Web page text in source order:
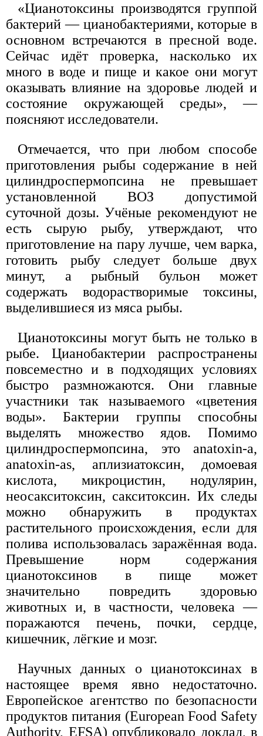
«Цианотоксины производятся группой
бактерий — цианобактериями, которые в
основном встречаются в пресной воде.
Сейчас идёт проверка, насколько их
много в воде и пище и какое они могут
оказывать влияние на здоровье людей и
состояние окружающей среды», —
поясняют исследователи.
Отмечается, что при любом способе
приготовления рыбы содержание в ней
цилиндроспермопсина не превышает
установленной ВОЗ допустимой
суточной дозы. Учёные рекомендуют не
есть сырую рыбу, утверждают, что
приготовление на пару лучше, чем варка,
готовить рыбу следует больше двух
минут, а рыбный бульон может
содержать водорастворимые токсины,
выделившиеся из мяса рыбы.
Цианотоксины могут быть не только в
рыбе. Цианобактерии распространены
повсеместно и в подходящих условиях
быстро размножаются. Они главные
участники так называемого «цветения
воды». Бактерии группы способны
выделять множество ядов. Помимо
цилиндроспермопсина, это anatoxin-a,
anatoxin-as, аплизиатоксин, домоевая
кислота, микроцистин, нодулярин,
неосакситоксин, сакситоксин. Их следы
можно обнаружить в продуктах
растительного происхождения, если для
полива использовалась заражённая вода.
Превышение норм содержания
цианотоксинов в пище может
значительно повредить здоровью
животных и, в частности, человека —
поражаются печень, почки, сердце,
кишечник, лёгкие и мозг.
Научных данных о цианотоксинах в
настоящее время явно недостаточно.
Европейское агентство по безопасности
продуктов питания (European Food Safety
Authority, EFSA) опубликовало доклад, в